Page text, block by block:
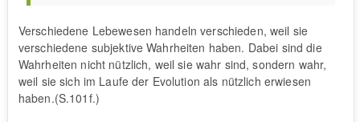
Verschiedene Lebewesen handeln verschieden, weil sie
verschiedene subjektive Wahrheiten haben. Dabei sind die
Wahrheiten nicht nützlich, weil sie wahr sind, sondern wahr,
weil sie sich im Laufe der Evolution als nützlich erwiesen
haben.(S.101f.)